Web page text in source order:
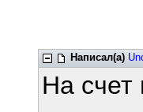
Написал(а)
На счет